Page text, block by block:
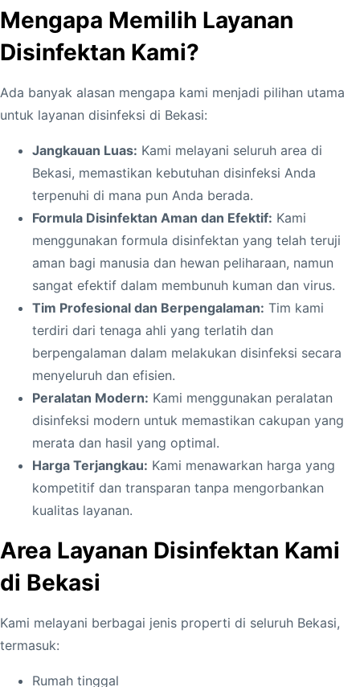
Mengapa Memilih Layanan
Disinfektan Kami?
Ada banyak alasan mengapa kami menjadi pilihan utama
untuk layanan disinfeksi di Bekasi:
Jangkauan Luas: Kami melayani seluruh area di
Bekasi, memastikan kebutuhan disinfeksi Anda
terpenuhi di mana pun Anda berada.
Formula Disinfektan Aman dan Efektif: Kami
menggunakan formula disinfektan yang telah teruji
aman bagi manusia dan hewan peliharaan, namun
sangat efektif dalam membunuh kuman dan virus.
Tim Profesional dan Berpengalaman: Tim kami
terdiri dari tenaga ahli yang terlatih dan
berpengalaman dalam melakukan disinfeksi secara
menyeluruh dan efisien.
Peralatan Modern: Kami menggunakan peralatan
disinfeksi modern untuk memastikan cakupan yang
merata dan hasil yang optimal.
Harga Terjangkau: Kami menawarkan harga yang
kompetitif dan transparan tanpa mengorbankan
kualitas layanan.
Area Layanan Disinfektan Kami
di Bekasi
Kami melayani berbagai jenis properti di seluruh Bekasi,
termasuk:
Rumah tinggal